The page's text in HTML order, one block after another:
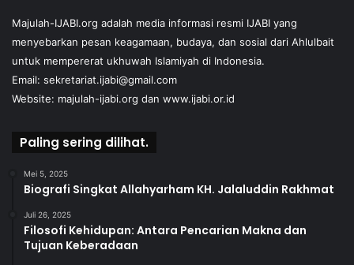
Majulah-IJABI.org adalah media informasi resmi IJABI yang
menyebarkan pesan keagamaan, budaya, dan sosial dari Ahlulbait
untuk mempererat ukhuwah Islamiyah di Indonesia.
Email: sekretariat.ijabi@gmail.com
Website: majulah-ijabi.org dan www.ijabi.or.id
Paling sering dilihat.
Mei 5, 2025
Biografi Singkat Allahyarham KH. Jalaluddin Rakhmat
Juli 26, 2025
Filosofi Kehidupan: Antara Pencarian Makna dan
Tujuan Keberadaan